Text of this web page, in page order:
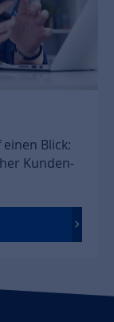
Blick:
Kunden-